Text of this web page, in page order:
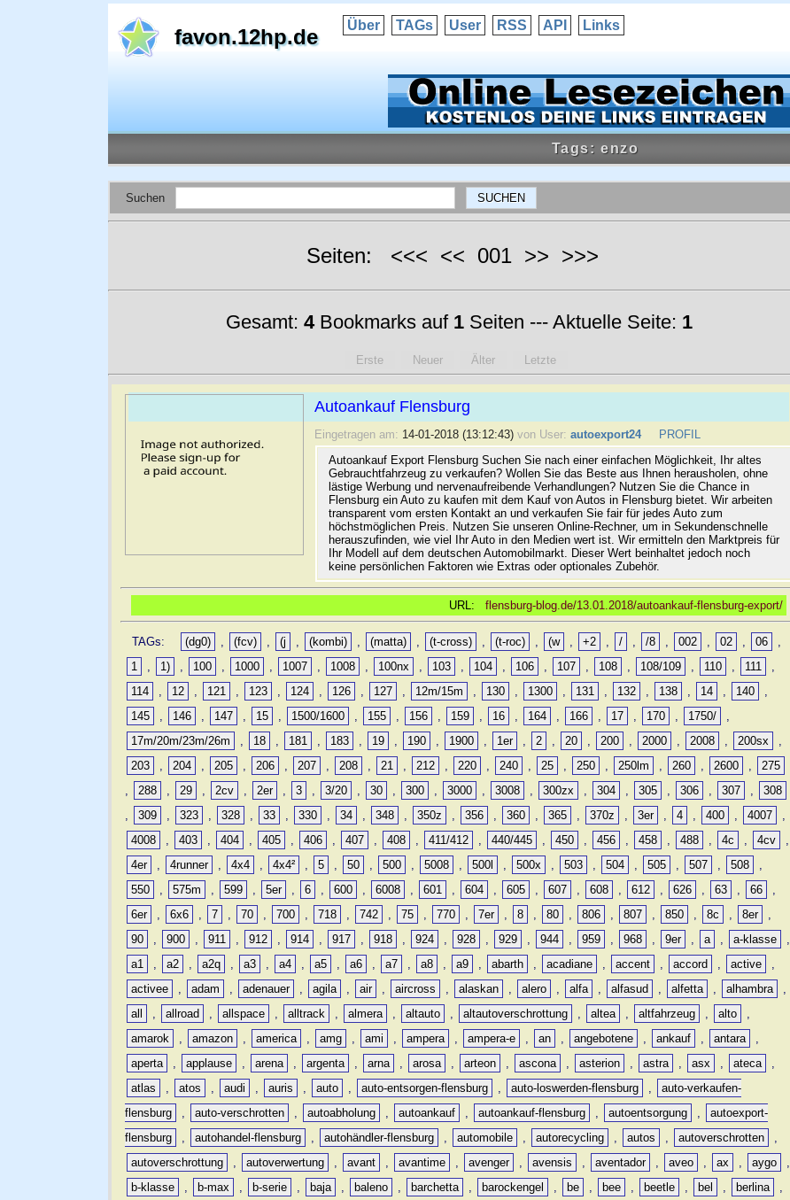
favon.12hp.de Über TAGs User RSS API Links
Tags: enzo
Suchen
Seiten: <<< << 001 >> >>>
Gesamt: 4Bookmarks auf 1Seiten --- Aktuelle Seite: 1
Erste Neuer Älter Letzte
Autoankauf Flensburg
Eingetragen am: 14-01-2018 (13:12:43) von User: autoexport24
PROFIL
Autoankauf Export Flensburg Suchen Sie nach einer einfachen Möglichkeit, Ihr altes
Gebrauchtfahrzeug zu verkaufen? Wollen Sie das Beste aus Ihnen herausholen, ohne
lästige Werbung und nervenaufreibende Verhandlungen? Nutzen Sie die Chance in
Flensburg ein Auto zu kaufen mit dem Kauf von Autos in Flensburg bietet. Wir arbeiten
transparent vom ersten Kontakt an und verkaufen Sie fair für jedes Auto zum
höchstmöglichen Preis. Nutzen Sie unseren Online-Rechner, um in Sekundenschnelle
herauszufinden, wie viel Ihr Auto in den Medien wert ist. Wir ermitteln den Marktpreis für
Ihr Modell auf dem deutschen Automobilmarkt. Dieser Wert beinhaltet jedoch noch
keine persönlichen Faktoren wie Extras oder optionales Zubehör.
URL: flensburg-blog.de/13.01.2018/autoankauf-flensburg-export/
TAGs: (dg0) , (fcv) , (j , (kombi) , (matta) , (t-cross) , (t-roc) , (w , +2 , / , /8 , 002 , 02 , 06
,
1
, 1) , 100 , 1000 , 1007 , 1008 , 100nx , 103 , 104 , 106 , 107 , 108 , 108/109 , 110 , 111
,
114
, 12 , 121 , 123 , 124 , 126 , 127 , 12m/15m , 130 , 1300 , 131 , 132 , 138 , 14 , 140
,
145
, 146 , 147 , 15 , 1500/1600 , 155 , 156 , 159 , 16 , 164 , 166 , 17 , 170 , 1750/
,
17m/20m/23m/26m
, 18 , 181 , 183 , 19 , 190 , 1900 , 1er , 2 , 20 , 200 , 2000 , 2008 , 200sx
,
203
, 204 , 205 , 206 , 207 , 208 , 21 , 212 , 220 , 240 , 25 , 250 , 250lm , 260 , 2600 ,
275
,
288 , 29 , 2cv , 2er , 3 , 3/20 , 30 , 300 , 3000 , 3008 , 300zx , 304 , 305 , 306 , 307 ,
308
,
309 , 323 , 328 , 33 , 330 , 34 , 348 , 350z , 356 , 360 , 365 , 370z , 3er , 4 , 400 , 4007
,
4008
, 403 , 404 , 405 , 406 , 407 , 408 , 411/412 , 440/445 , 450 , 456 , 458 , 488 , 4c , 4cv
,
4er
, 4runner , 4x4 , 4x4² , 5 , 50 , 500 , 5008 , 500l , 500x , 503 , 504 , 505 , 507 , 508
,
550
, 575m , 599 , 5er , 6 , 600 , 6008 , 601 , 604 , 605 , 607 , 608 , 612 , 626 , 63 , 66
,
6er
, 6x6 , 7 , 70 , 700 , 718 , 742 , 75 , 770 , 7er , 8 , 80 , 806 , 807 , 850 , 8c , 8er
,
90
, 900 , 911 , 912 , 914 , 917 , 918 , 924 , 928 , 929 , 944 , 959 , 968 , 9er , a , a-klasse
,
a1
, a2 , a2q , a3 , a4 , a5 , a6 , a7 , a8 , a9 , abarth , acadiane , accent , accord , active
,
activee
, adam , adenauer , agila , air , aircross , alaskan , alero , alfa , alfasud , alfetta , alhambra
,
all
, allroad , allspace , alltrack , almera , altauto , altautoverschrottung , altea , altfahrzeug , alto
,
amarok
, amazon , america , amg , ami , ampera , ampera-e , an , angebotene , ankauf , antara
,
aperta
, applause , arena , argenta , arna , arosa , arteon , ascona , asterion , astra , asx , ateca
,
atlas
, atos , audi , auris , auto , auto-entsorgen-flensburg , auto-loswerden-flensburg ,
auto-verkaufen-
flensburg
, auto-verschrotten , autoabholung , autoankauf , autoankauf-flensburg , autoentsorgung ,
autoexport-
flensburg
, autohandel-flensburg , autohändler-flensburg , automobile , autorecycling , autos , autoverschrotten
,
autoverschrottung
, autoverwertung , avant , avantime , avenger , avensis , aventador , aveo , ax , aygo
,
b-klasse
, b-max , b-serie , baja , baleno , barchetta , barockengel , be , bee , beetle , bel , berlina
,